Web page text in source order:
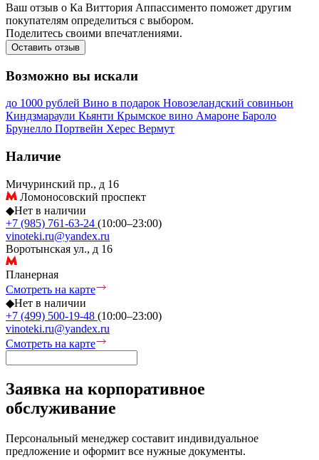
Ваш отзыв о Ка Виттория Аппассименто поможет другим
покупателям определиться с выбором.
Поделитесь своими впечатлениями.
Оставить отзыв
Возможно вы искали
до 1000 рублей Вино в подарок Новозеландский совиньон
Киндзмараули Кьянти Крымское вино Амароне Бароло
Брунелло Портвейн Херес Вермут
Наличие
Мичуринский пр., д 16
Ломоносовский проспект
◆Нет в наличии
+7 (985) 761-63-24 (10:00–23:00)
vinoteki.ru@yandex.ru
Воротынская ул., д 16
Планерная
Смотреть на карте
◆Нет в наличии
+7 (499) 500-19-48 (10:00–23:00)
vinoteki.ru@yandex.ru
Смотреть на карте
Заявка на корпоративное
обслуживание
Персональный менеджер составит индивидуальное
предложение и оформит все нужные документы.